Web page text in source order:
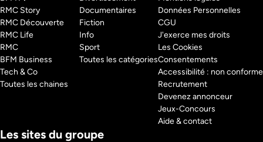
laboratoires stériles, nous plongerons enfin au coeur de son ADN pour
percer le code Néandertal. L'objectif ultime : comprendre pourquoi
nous sommes les seuls survivants de cette grande enquête qui s'étend
sur des centaines de milliers d'années et trois continents, afin de
résoudre l'énigme la plus fascinante de l'histoire de l'humanité.
Pays : France
Auteur : Blandine JOSSELIN
Réalisateur :
Blandine JOSSELIN
RMC Story
RMC Découverte
RMC Life
RMC
BFM Business
Tech & Co
Toutes les chaines
Documentaires
Fiction
Info
Sport
Toutes les catégories
Données Personnelles
CGU
J'exerce mes droits
Les Cookies
Consentements
Accessibilité : non conforme
Recrutement
Devenez annonceur
Jeux-Concours
Aide & contact
Les sites du groupe